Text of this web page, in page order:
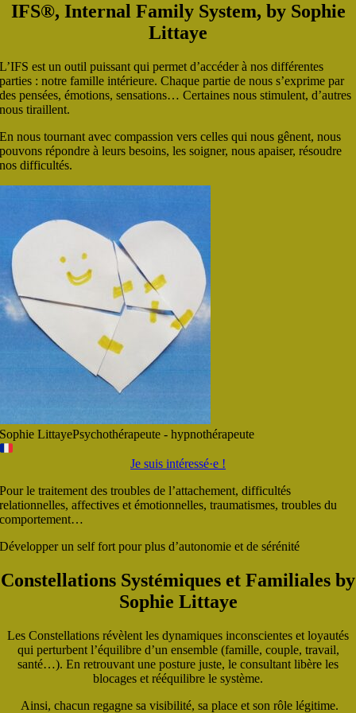
IFS®, Internal Family System, by Sophie
Littaye
L’IFS est un outil puissant qui permet d’accéder à nos différentes
parties : notre famille intérieure. Chaque partie de nous s’exprime par
des pensées, émotions, sensations… Certaines nous stimulent, d’autres
nous tiraillent.
En nous tournant avec compassion vers celles qui nous gênent, nous
pouvons répondre à leurs besoins, les soigner, nous apaiser, résoudre
nos difficultés.
Sophie LittayePsychothérapeute - hypnothérapeute
Je suis intéressé·e !
Pour le traitement des troubles de l’attachement, difficultés
relationnelles, affectives et émotionnelles, traumatismes, troubles du
comportement…
Développer un self fort pour plus d’autonomie et de sérénité
Constellations Systémiques et Familiales by
Sophie Littaye
Les Constellations révèlent les dynamiques inconscientes et loyautés
qui perturbent l’équilibre d’un ensemble (famille, couple, travail,
santé…). En retrouvant une posture juste, le consultant libère les
blocages et rééquilibre le système.
Ainsi, chacun regagne sa visibilité, sa place et son rôle légitime.